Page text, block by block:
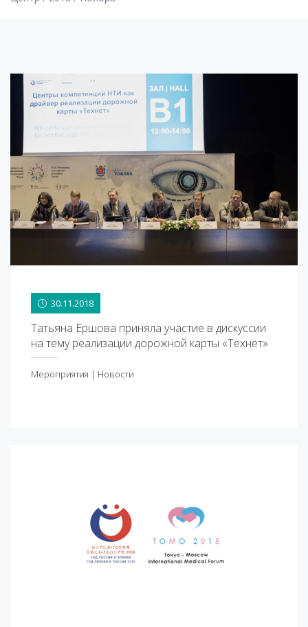
30.11.2018
Татьяна Ершова приняла участие в дискуссии
на тему реализации дорожной карты «Технет»
Мероприятия | Новости
30.11.2018